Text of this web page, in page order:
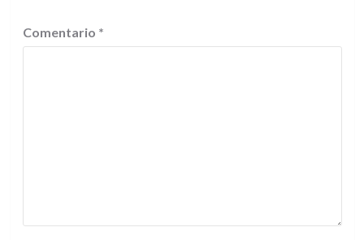
Comentario *